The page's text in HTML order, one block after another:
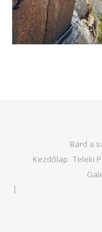
Bard a
Kezdőlap Teleki